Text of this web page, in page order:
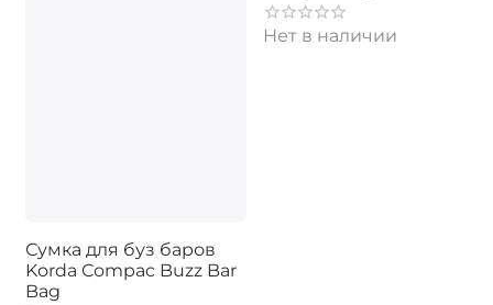
Сумка для буз баров
Korda Compac Buzz Bar
Bag
Нет в наличии